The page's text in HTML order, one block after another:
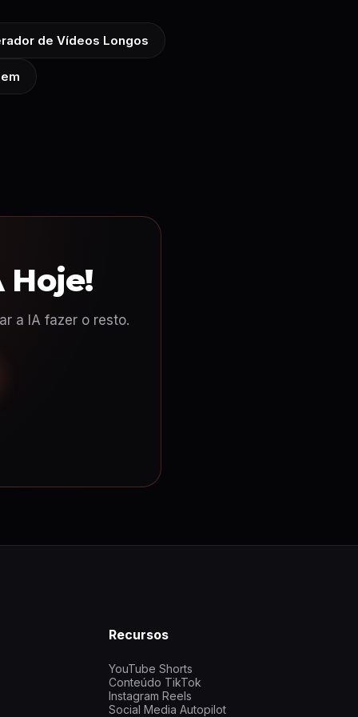
de Vídeos Longos
Hoje!
a IA fazer o resto.
Recursos
YouTube Shorts
Conteúdo TikTok
Instagram Reels
Social Media Autopilot